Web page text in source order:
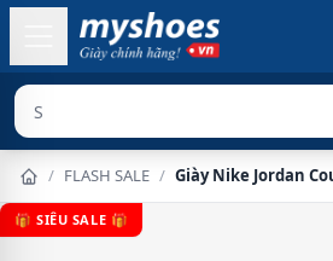
Sản phẩm chí
/ FLASH SALE / Giày Nike Jordan
🎁 SIÊU SALE 🎁